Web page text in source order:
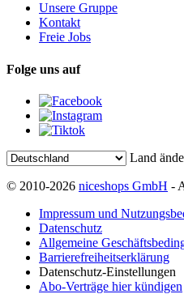
Unsere Gruppe
Kontakt
Freie Jobs
Folge uns auf
Land
© 2010-2026 niceshops GmbH -
Impressum und
Datenschutz
Allgemeine
Barrierefreiheitserklärung
Datenschutz-Einstellungen
Abo-Verträge hier kündigen